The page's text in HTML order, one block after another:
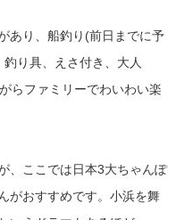
あり、船釣り(前日までに予
り具、えさ付き、大人
らファミリーでわいわい楽
、ここでは日本3大ちゃんぽ
がおすすめです。小浜を舞